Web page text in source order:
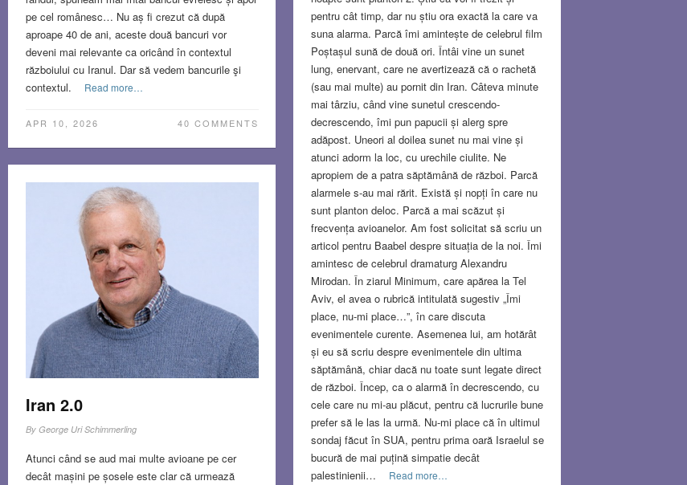
pe cel românesc… Nu aș fi crezut că după
aproape 40 de ani, aceste două bancuri vor
deveni mai relevante ca oricând în contextul
războiului cu Iranul. Dar să vedem bancurile şi
contextul.
Read more…
APR 10, 2026 40 COMMENTS
pentru cât timp, dar nu știu ora exactă la care va
suna alarma. Parcă îmi amintește de celebrul film
Poștașul sună de două ori. Întâi vine un sunet
lung, enervant, care ne avertizează că o rachetă
(sau mai multe) au pornit din Iran. Câteva minute
mai târziu, când vine sunetul crescendo-
decrescendo, îmi pun papucii și alerg spre
adăpost. Uneori al doilea sunet nu mai vine și
atunci adorm la loc, cu urechile ciulite. Ne
apropiem de a patra săptămână de război. Parcă
alarmele s-au mai rărit. Există și nopți în care nu
sunt planton deloc. Parcă a mai scăzut și
frecvența avioanelor. Am fost solicitat să scriu un
articol pentru Baabel despre situația de la noi. Îmi
amintesc de celebrul dramaturg Alexandru
Mirodan. În ziarul Minimum, care apărea la Tel
Aviv, el avea o rubrică intitulată sugestiv „Îmi
place, nu-mi place…”, în care discuta
evenimentele curente. Asemenea lui, am hotărât
și eu să scriu despre evenimentele din ultima
săptămână, chiar dacă nu toate sunt legate direct
de război. Încep, ca o alarmă în decrescendo, cu
cele care nu mi-au plăcut, pentru că lucrurile bune
prefer să le las la urmă. Nu-mi place că în ultimul
sondaj făcut în SUA, pentru prima oară Israelul se
bucură de mai puțină simpatie decât
palestinienii…
Read more…
Iran 2.0
By George Uri Schimmerling
Atunci când se aud mai multe avioane pe cer
decât mașini pe șosele este clar că urmează